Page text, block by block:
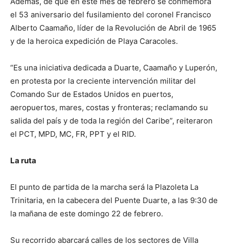
el 53 aniversario del fusilamiento del coronel Francisco
Alberto Caamaño, líder de la Revolución de Abril de 1965
y de la heroica expedición de Playa Caracoles.
“Es una iniciativa dedicada a Duarte, Caamaño y Luperón,
en protesta por la creciente intervención militar del
Comando Sur de Estados Unidos en puertos,
aeropuertos, mares, costas y fronteras; reclamando su
salida del país y de toda la región del Caribe”, reiteraron
el PCT, MPD, MC, FR, PPT y el RID.
La ruta
El punto de partida de la marcha será la Plazoleta La
Trinitaria, en la cabecera del Puente Duarte, a las 9:30 de
la mañana de este domingo 22 de febrero.
Su recorrido abarcará calles de los sectores de Villa